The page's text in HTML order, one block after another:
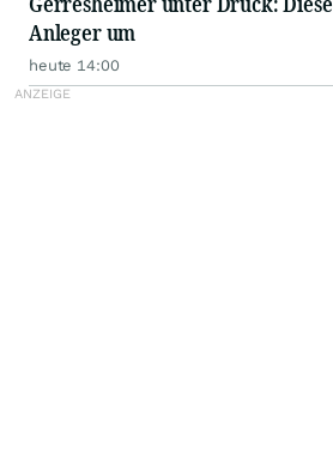
Anleger um
heute 14:00